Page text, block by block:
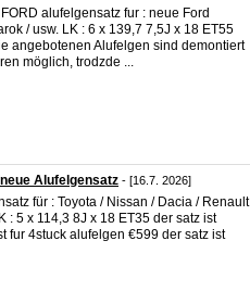
alufelgensatz fur : neue Ford
/ usw. LK : 6 x 139,7 7,5J x 18 ET55
angebotenen Alufelgen sind demontiert
möglich, trodzde ...
Alufelgensatz - [16.7. 2026]
für : Toyota / Nissan / Dacia / Renault
: 5 x 114,3 8J x 18 ET35 der satz ist
fur 4stuck alufelgen €599 der satz ist